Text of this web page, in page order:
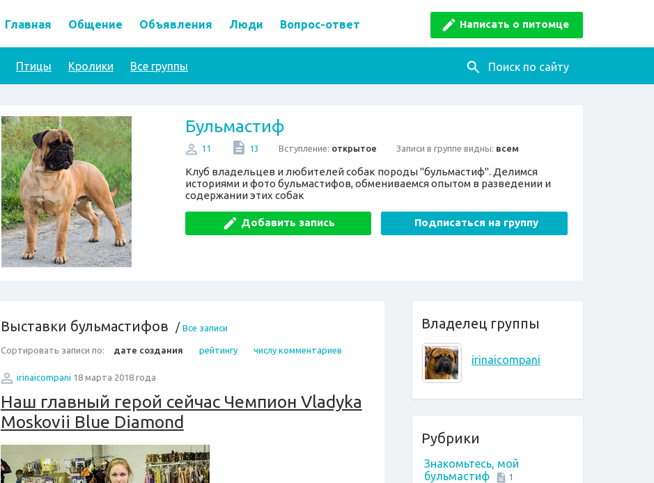
Написать о питомце
Главная Общение Объявления Люди Вопрос-ответ
Поиск по сайту
Птицы Кролики Все группы
Бульмастиф
11 13 Вступление: открытое Записи в группе видны: всем
Клуб владельцев и любителей собак породы "бульмастиф". Делимся
историями и фото бульмастифов, обмениваемся опытом в разведении и
содержании этих собак
Добавить запись Подписаться на группу
Владелец группы
irinaicompani
Рубрики
Знакомьтесь, мой
бульмастиф
1
Выставки бульмастифов / Все записи
Сортировать записи по: дате создания рейтингу числу комментариев
irinaicompani 18 марта 2018 года
Наш главный герой сейчас Чемпион Vladyka
Moskovii Blue Diamond